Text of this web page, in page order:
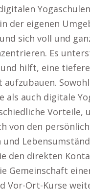
der eigenen
sich voll und
Es
hilft, eine
aufzubauen.
als auch digitale
Vorteile,
von den
und
den direkten
Gemeinschaft
Vor-Ort-Kurse